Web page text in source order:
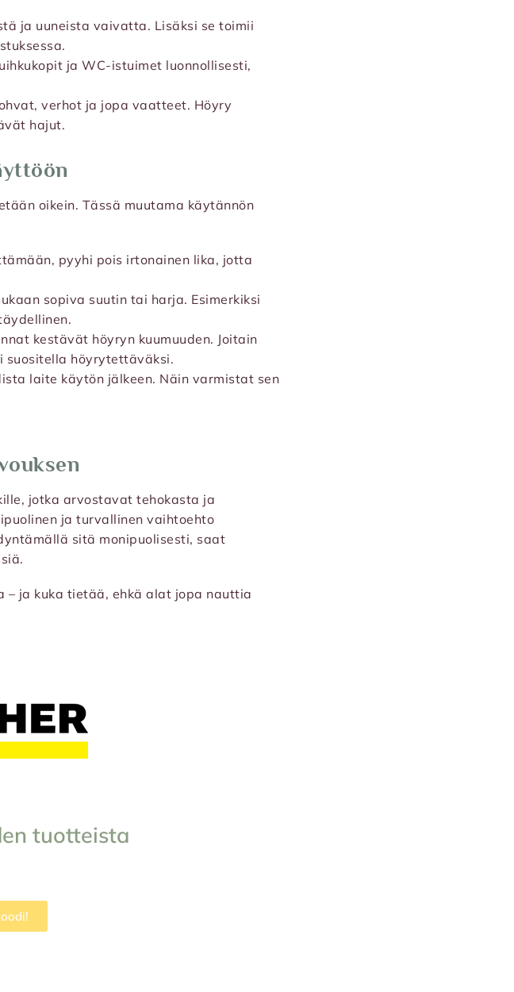
ja uuneista vaivatta. Lisäksi se toimii
ja WC-istuimet luonnollisesti,
verhot ja jopa vaatteet. Höyry
hajut.
oikein. Tässä muutama käytännön
pyyhi pois irtonainen lika, jotta
sopiva suutin tai harja. Esimerkiksi
kestävät höyryn kuumuuden. Joitain
suositella höyrytettäväksi.
laite käytön jälkeen. Näin varmistat sen
jotka arvostavat tehokasta ja
ja turvallinen vaihtoehto
sitä monipuolisesti, saat
– ja kuka tietää, ehkä alat jopa nauttia
tuotteista